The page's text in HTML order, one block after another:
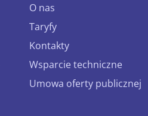
O nas
Taryfy
Kontakty
Wsparcie techniczne
Umowa oferty publicznej